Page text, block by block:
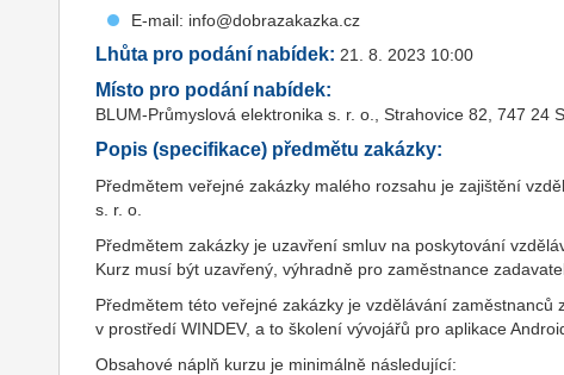
E-mail: info@dobrazakazka.cz
Lhůta pro podání nabídek: 21. 8. 2023 10:00
Místo pro podání nabídek:
BLUM-Průmyslová elektronika s. r. o., Strahovice 82, 747 24
Popis (specifikace) předmětu zakázky:
Předmětem veřejné zakázky malého rozsahu je zajištění
s. r. o.
Předmětem zakázky je uzavření smluv na poskytování
Kurz musí být uzavřený, výhradně pro zaměstnance
Předmětem této veřejné zakázky je vzdělávání
v prostředí WINDEV, a to školení vývojářů pro aplikace
Obsahové náplň kurzu je minimálně následující: